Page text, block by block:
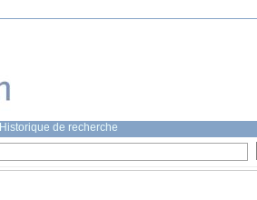
Historique de recherche